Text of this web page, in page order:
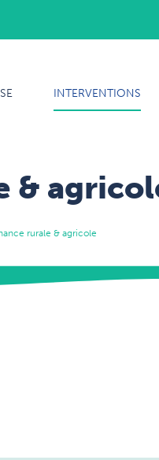
INTERVENTIONS
&
rurale & agricole